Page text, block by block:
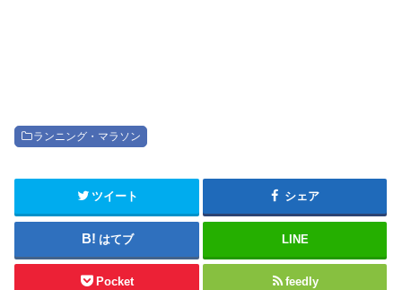
ランニング・マラソン
ツイート シェア
はてブ LINE
Pocket feedly